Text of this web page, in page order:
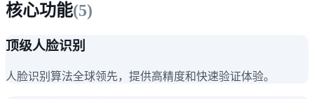
核心功能(5)
顶级人脸识别
人脸识别算法全球领先，提供高精度和快速验证体验。